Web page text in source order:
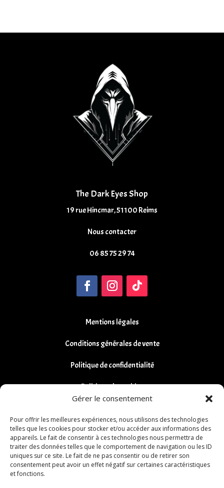
Gérer le consentement
Pour offrir les meilleures expériences, nous utilisons des technologies
telles que les cookies pour stocker et/ou accéder aux informations des
appareils. Le fait de consentir à ces technologies nous permettra de
traiter des données telles que le comportement de navigation ou les ID
uniques sur ce site. Le fait de ne pas consentir ou de retirer son
consentement peut avoir un effet négatif sur certaines caractéristiques
et fonctions.
The Dark Eyes Shop
19 rue Hincmar, 51100 Reims
Nous contacter
06 85 75 29 74
Mentions légales
Conditions générales de vente
Politique de confidentialité
Politique de cookies